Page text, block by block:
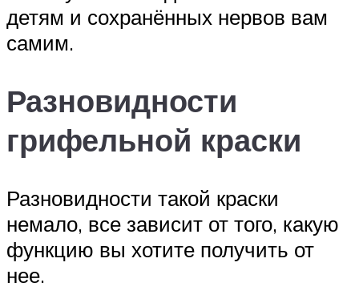
детям и сохранённых нервов вам
самим.
Разновидности
грифельной краски
Разновидности такой краски
немало, все зависит от того, какую
функцию вы хотите получить от
нее.